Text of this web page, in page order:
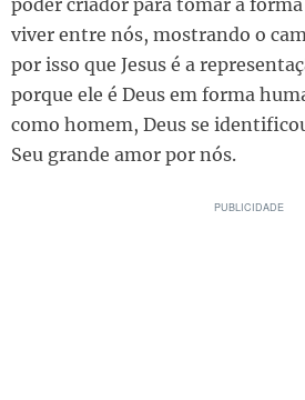
viver entre nós, mostrando o
por isso que Jesus é a
porque ele é Deus em forma
como homem, Deus se
Seu grande amor por nós.